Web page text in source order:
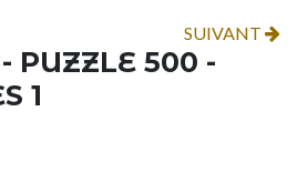
SUIVANT
PUZZLE 500 -
1